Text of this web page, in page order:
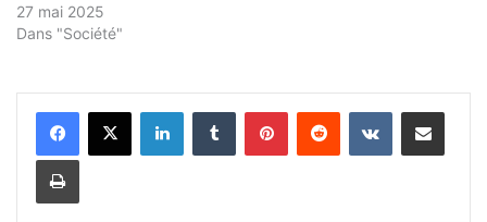
27 mai 2025
Dans "Société"